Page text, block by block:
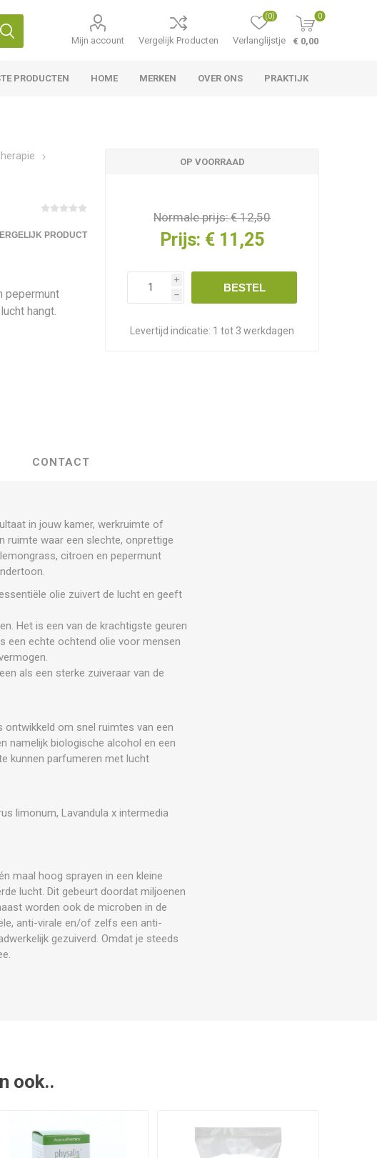
Mijn account Vergelijk Producten Verlanglijstje
(0) 0
€ 0,00
PRODUCTEN HOME MERKEN OVER ONS PRAKTIJK
PRODUCT
pepermunt
hangt.
OP VOORRAAD
Normale prijs:€ 12,50
Prijs: € 11,25
i
h
BESTEL
Levertijd indicatie: 1 tot 3 werkdagen
CONTACT
in jouw kamer, werkruimte of
ruimte waar een slechte, onprettige
citroen en pepermunt
olie zuivert de lucht en geeft
Het is een van de krachtigste geuren
een echte ochtend olie voor mensen
als een sterke zuiveraar van de
om snel ruimtes van een
namelijk biologische alcohol en een
kunnen parfumeren met lucht
limonum, Lavandula x intermedia
maal hoog sprayen in een kleine
lucht. Dit gebeurt doordat miljoenen
worden ook de microben in de
anti-virale en/of zelfs een anti-
gezuiverd. Omdat je steeds
ook..